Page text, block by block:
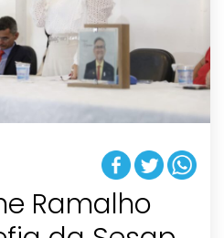
Ramalho